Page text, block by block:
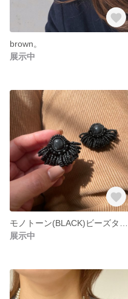
brown。
展示中
展示中